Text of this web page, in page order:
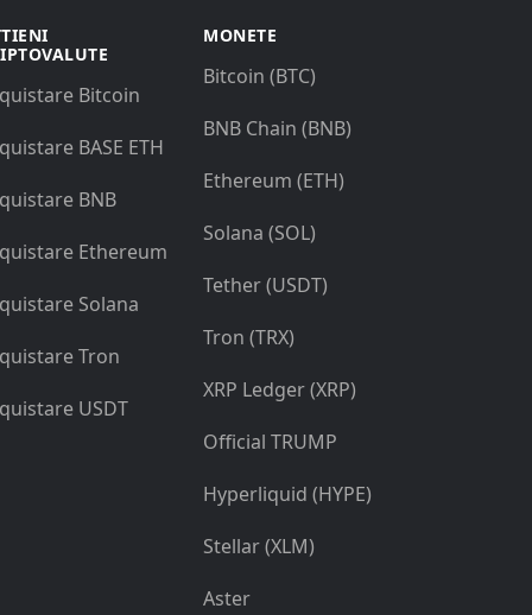
Bitcoin
BASE ETH
BNB
Ethereum
Solana
Tron
USDT
MONETE
Bitcoin (BTC)
BNB Chain (BNB)
Ethereum (ETH)
Solana (SOL)
Tether (USDT)
Tron (TRX)
XRP Ledger (XRP)
Official TRUMP
Hyperliquid (HYPE)
Stellar (XLM)
Aster